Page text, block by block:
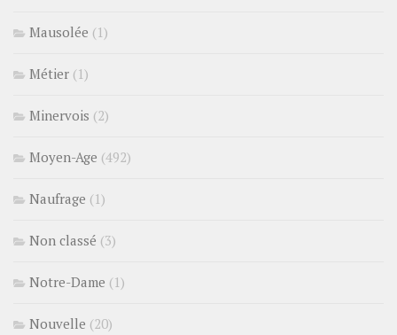
Mausolée (1)
Métier (1)
Minervois (2)
Moyen-Age (492)
Naufrage (1)
Non classé (3)
Notre-Dame (1)
Nouvelle (20)